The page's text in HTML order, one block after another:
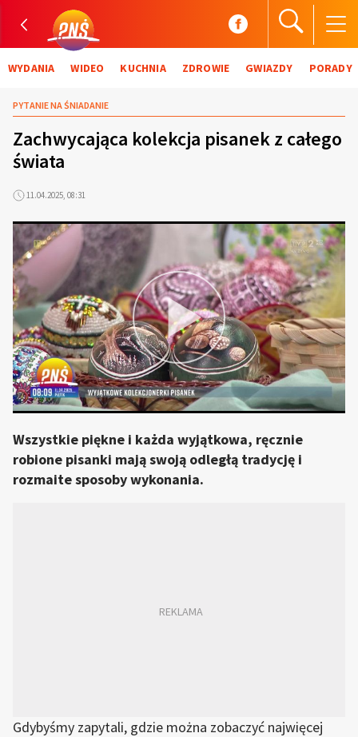
WYDANIA WIDEO KUCHNIA ZDROWIE GWIAZDY PORADY
PYTANIE NA ŚNIADANIE
Zachwycająca kolekcja pisanek z całego
świata
11.04.2025, 08:31
Wszystkie piękne i każda wyjątkowa, ręcznie
robione pisanki mają swoją odległą tradycję i
rozmaite sposoby wykonania.
Gdybyśmy zapytali, gdzie można zobaczyć najwięcej